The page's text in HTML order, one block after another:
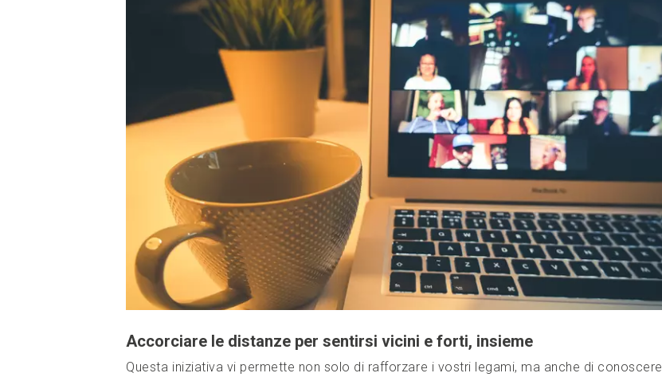
Accorciare le distanze per sentirsi vicini e forti, insieme
Questa iniziativa vi permette non solo di rafforzare i vostri legami, ma anche di conoscere